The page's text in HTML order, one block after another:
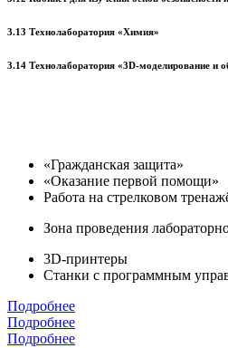
3.13 Технолаборатория «Химия»
3.14 Технолаборатория «3D-моделирование и
«Гражданская защита»
«Оказание первой помощи»
Работа на стрелковом
Зона проведения
3D-принтеры
Станки с программным
Подробнее
Подробнее
Подробнее